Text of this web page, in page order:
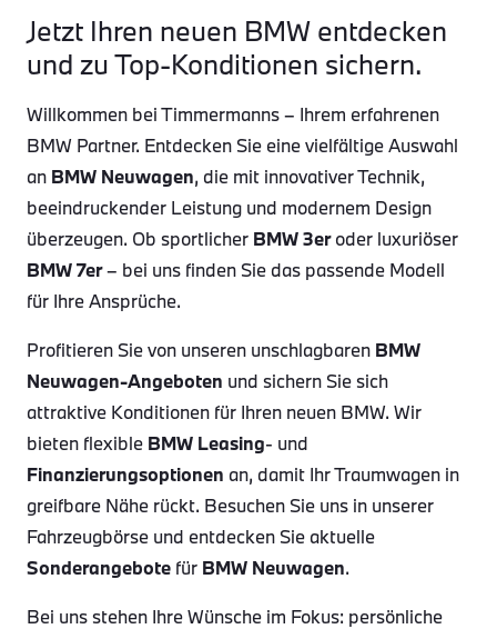
Jetzt Ihren neuen BMW entdecken
und zu Top-Konditionen sichern.
Willkommen bei Timmermanns – Ihrem erfahrenen
BMW Partner. Entdecken Sie eine vielfältige Auswahl
an BMW Neuwagen, die mit innovativer Technik,
beeindruckender Leistung und modernem Design
überzeugen. Ob sportlicher BMW 3eroder luxuriöser
BMW 7er– bei uns finden Sie das passende Modell
für Ihre Ansprüche.
Profitieren Sie von unseren unschlagbaren BMW
Neuwagen-Angeboten und sichern Sie sich
attraktive Konditionen für Ihren neuen BMW. Wir
bieten flexible BMW Leasing- und
Finanzierungsoptionen an, damit Ihr Traumwagen in
greifbare Nähe rückt. Besuchen Sie uns in unserer
Fahrzeugbörse und entdecken Sie aktuelle
Sonderangebote für BMW Neuwagen.
Bei uns stehen Ihre Wünsche im Fokus: persönliche